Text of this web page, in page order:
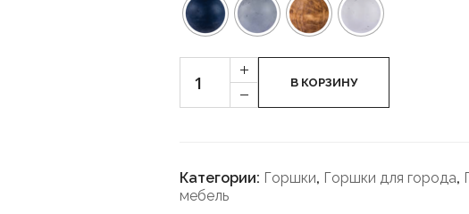
Количество
Кастрюли
"Промышленные"
+
-
В КОРЗИНУ
Категории: Горшки, Горшки для города,
мебель